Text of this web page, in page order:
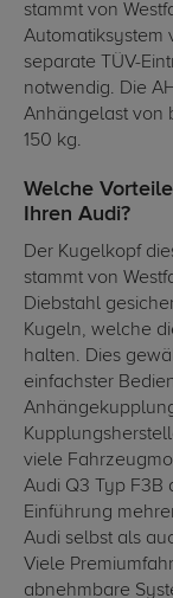
stammt von
Automatiksystem
separate TÜV-
notwendig. Die
Anhängelast von
150 kg.
Welche
Ihren Audi?
Der Kugelkopf
stammt von
Diebstahl
Kugeln, welche
halten. Dies
einfachster
viele
Audi Q3 Typ F3B
Einführung
Audi selbst als
Viele
abnehmbare